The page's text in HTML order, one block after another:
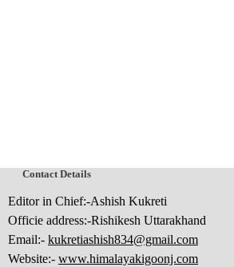
Contact Details
Editor in Chief:-Ashish Kukreti
Officie address:-Rishikesh Uttarakhand
Email:- kukretiashish834@gmail.com
Website:- www.himalayakigoonj.com